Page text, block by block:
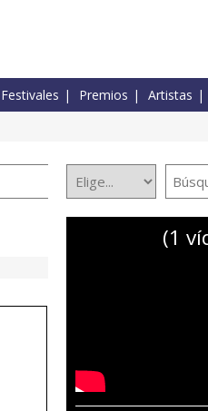
Festivales Premios Artistas
(1